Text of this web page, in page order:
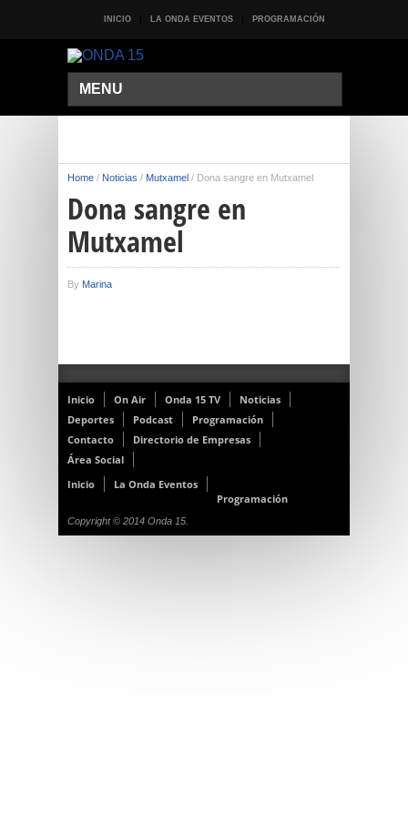
INICIO LA ONDA EVENTOS PROGRAMACIÓN
MENU
Home / Noticias / Mutxamel / Dona sangre en Mutxamel
Dona sangre en
Mutxamel
By Marina
Inicio On Air Onda 15 TV
Noticias
Deportes
Podcast
Programación
Contacto
Directorio de Empresas
Área Social
Inicio
La Onda Eventos
Programación
Copyright © 2014 Onda 15.